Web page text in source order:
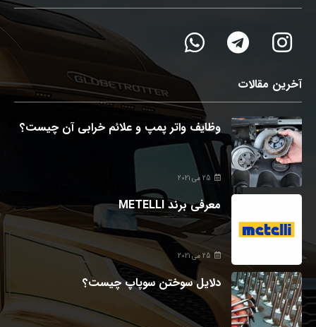
آخرین مقالات
وظایف واتر پمپ و علائم خرابی آن چیست؟
25 می 2021
معرفی برند METELLI
25 می 2021
دلایل سوختن سوپاپ چیست؟